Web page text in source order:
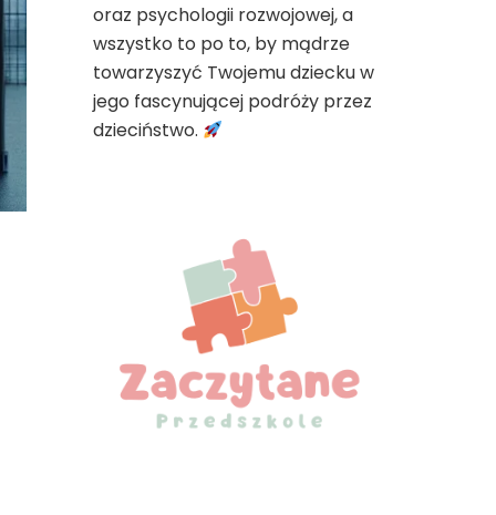
oraz psychologii rozwojowej, a
wszystko to po to, by mądrze
towarzyszyć Twojemu dziecku w
jego fascynującej podróży przez
dzieciństwo.